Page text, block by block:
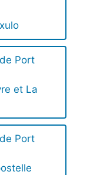
Port
et La
Port